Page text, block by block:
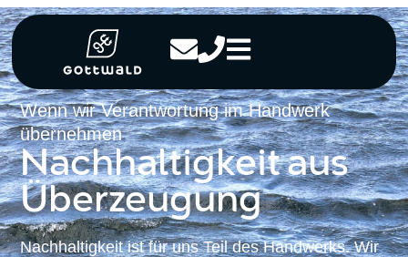
Wenn wir Verantwortung im Handwerk
übernehmen
Nachhaltigkeit aus
Überzeugung
Nachhaltigkeit ist für uns Teil des Handwerks. Wir